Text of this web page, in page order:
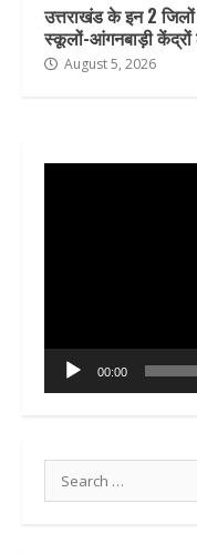
उत्तराखंड के इन 2
स्कूलों-आंगनबाड़ी
August 5, 2026
00:00
Search
for: